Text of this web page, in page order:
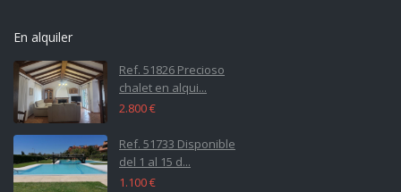
En alquiler
Ref. 51826 Precioso
chalet en alqui...
2.800 €
Ref. 51733 Disponible
del 1 al 15 d...
1.100 €